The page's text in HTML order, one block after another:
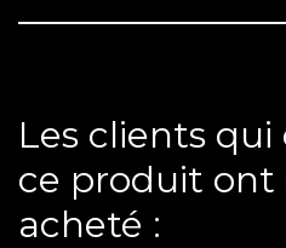
Les clients
ce produit
acheté :